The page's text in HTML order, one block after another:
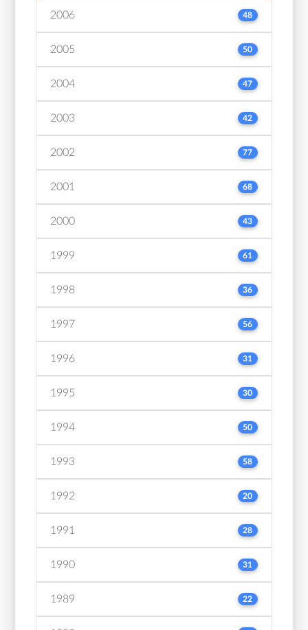
2006 48
2005 50
2004 47
2003 42
2002 77
2001 68
2000 43
1999 61
1998 36
1997 56
1996 31
1995 30
1994 50
1993 58
1992 20
1991 28
1990 31
1989 22